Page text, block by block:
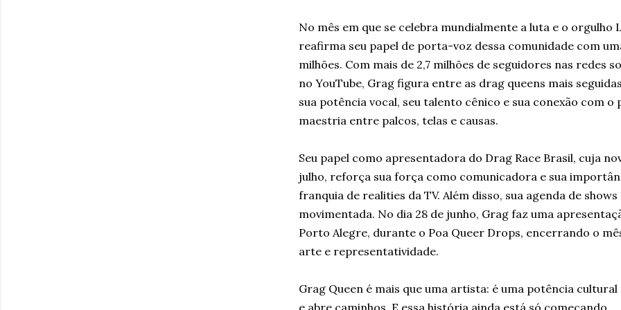
No mês em que se celebra mundialmente a luta e o orgulho
reafirma seu papel de porta-voz dessa comunidade com
milhões. Com mais de 2,7 milhões de seguidores nas redes
no YouTube, Grag figura entre as drag queens mais
sua potência vocal, seu talento cênico e sua conexão com
maestria entre palcos, telas e causas.
Seu papel como apresentadora do Drag Race Brasil, cuja
julho, reforça sua força como comunicadora e sua
franquia de realities da TV. Além disso, sua agenda de
movimentada. No dia 28 de junho, Grag faz uma
Porto Alegre, durante o Poa Queer Drops, encerrando o
arte e representatividade.
Grag Queen é mais que uma artista: é uma potência
e abre caminhos. E essa história ainda está só começando.